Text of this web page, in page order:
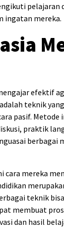
pelajaran
ingatan mereka.
efektif
teknik
pasif. Metode
praktik
berbagai
mereka
teknik
membuat
dan hasil